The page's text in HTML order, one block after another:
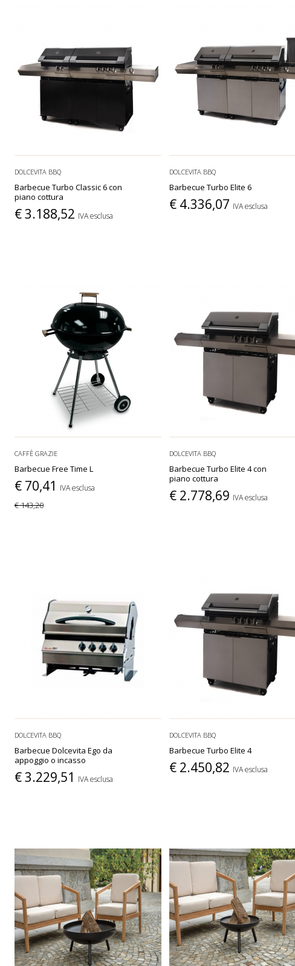
DOLCEVITA BBQ
Barbecue Turbo Classic 6 con
piano cottura
€ 3.188,52 IVA esclusa
DOLCEVITA BBQ
Barbecue Turbo Elite 6
€ 4.336,07 IVA esclusa
CAFFÈ GRAZIE
Barbecue Free Time L
€ 70,41 IVA esclusa
€ 143,20
DOLCEVITA BBQ
Barbecue Turbo Elite 4 con
piano cottura
€ 2.778,69 IVA esclusa
DOLCEVITA BBQ
Barbecue Dolcevita Ego da
appoggio o incasso
€ 3.229,51 IVA esclusa
DOLCEVITA BBQ
Barbecue Turbo Elite 4
€ 2.450,82 IVA esclusa